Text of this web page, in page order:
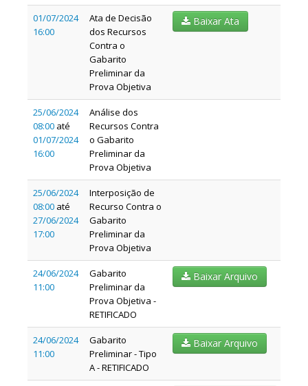
01/07/2024
16:00
Ata de Decisão
dos Recursos
Contra o
Gabarito
Preliminar da
Prova Objetiva
Baixar Ata
25/06/2024
08:00 até
01/07/2024
16:00
Análise dos
Recursos Contra
o Gabarito
Preliminar da
Prova Objetiva
25/06/2024
08:00 até
27/06/2024
17:00
Interposição de
Recurso Contra o
Gabarito
Preliminar da
Prova Objetiva
24/06/2024
11:00
Gabarito
Preliminar da
Prova Objetiva -
RETIFICADO
Baixar Arquivo
24/06/2024
11:00
Gabarito
Preliminar - Tipo
A - RETIFICADO
Baixar Arquivo